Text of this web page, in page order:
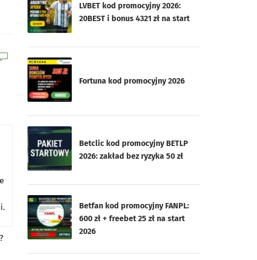
LVBET kod promocyjny 2026:
20BEST i bonus 4321 zł na start
Fortuna kod promocyjny 2026
Betclic kod promocyjny BETLP
2026: zakład bez ryzyka 50 zł
Betfan kod promocyjny FANPL:
600 zł + freebet 25 zł na start
2026